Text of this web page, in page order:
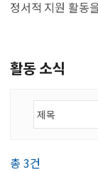
정서적 지원 활동
활동 소식
총 3건